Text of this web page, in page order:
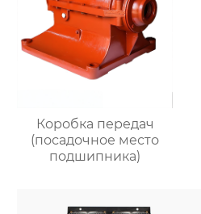
Коробка передач
(посадочное место
подшипника)